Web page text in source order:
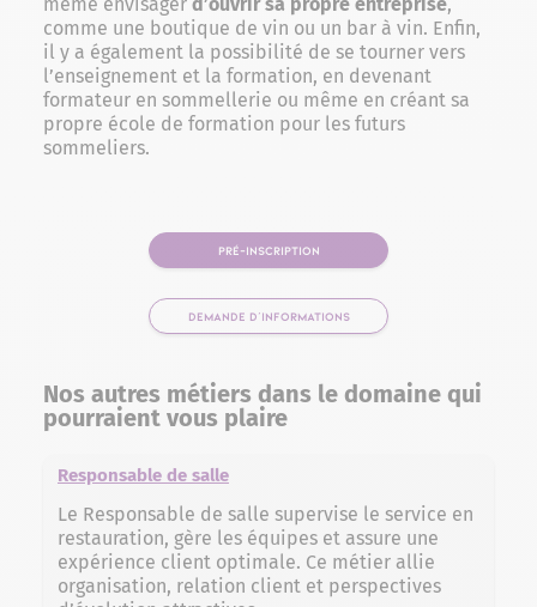
comme une boutique de vin ou un bar à vin. Enfin,
il y a également la possibilité de se tourner vers
l’enseignement et la formation, en devenant
formateur en sommellerie ou même en créant sa
propre école de formation pour les futurs
sommeliers.
PRÉ-INSCRIPTION
DEMANDE D'INFORMATIONS
Nos autres métiers dans le domaine qui
pourraient vous plaire
Responsable de salle
Le Responsable de salle supervise le service en
restauration, gère les équipes et assure une
expérience client optimale. Ce métier allie
organisation, relation client et perspectives